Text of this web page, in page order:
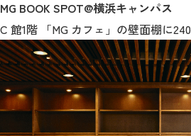
MG BOOK SPOT@横浜キャンパス
C 館1階 「MG カフェ」の壁面棚に